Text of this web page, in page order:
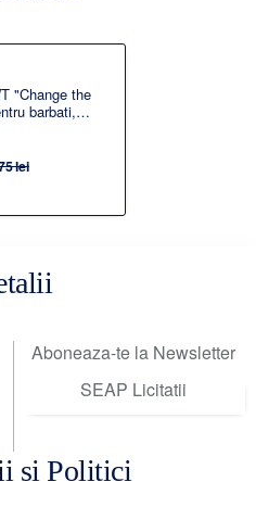
"Change the
barbati,
lei
Aboneaza-te la Newsletter
SEAP Licitatii
si Politici